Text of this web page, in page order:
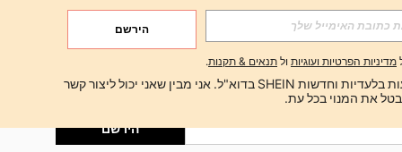
הירשם
הירשם
הירשם
הירשם
מדיניות הפרטיות ועוגיות ול תנאים & תקנות.
ברצוני לקבל הצעות בלעדיות וחדשות SHEIN בדוא"ל. אני מבין שאני יכול ליצור קשר